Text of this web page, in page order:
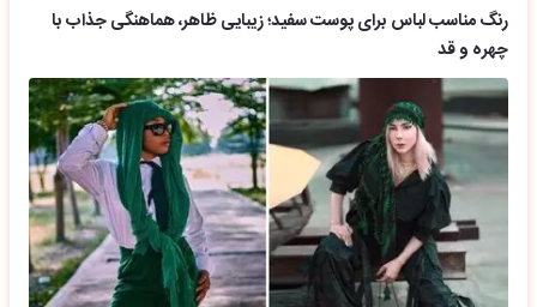
رنگ مناسب لباس برای پوست سفید؛ زیبایی ظاهر، هماهنگی جذاب با
چهره و قد